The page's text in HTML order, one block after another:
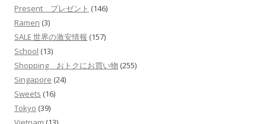
Present プレゼント (146)
Ramen (3)
SALE 世界の激安情報 (157)
School (13)
Shopping おトクにお買い物 (255)
Singapore (24)
Sweets (16)
Tokyo (39)